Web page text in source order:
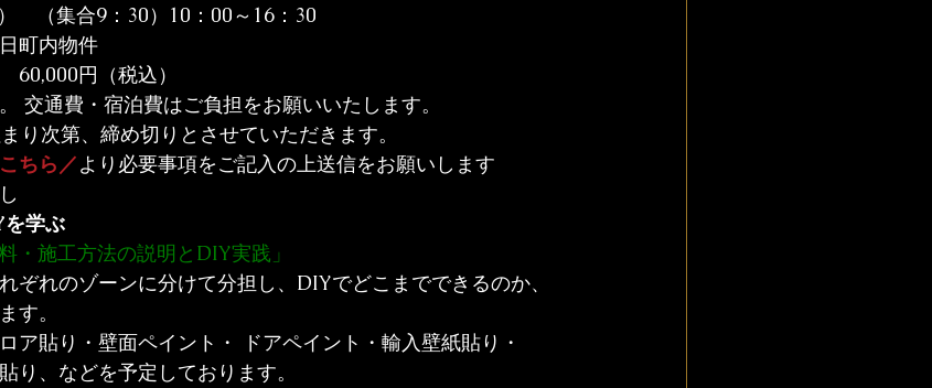
　（集合9：30）10：00～16：30
町内物件
60,000円（税込）
交通費・宿泊費はご負担をお願いいたします。
り次第、締め切りとさせていただきます。
ちら／より必要事項をご記入の上送信をお願いします
を学ぶ
・施工方法の説明とDIY実践」
ぞれのゾーンに分けて分担し、DIYでどこまでできるのか、
す。
ア貼り・壁面ペイント・ ドアペイント・輸入壁紙貼り・
り、などを予定しております。